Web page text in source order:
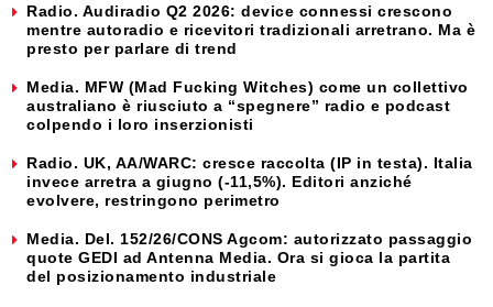
Radio. Audiradio Q2 2026: device connessi crescono
mentre autoradio e ricevitori tradizionali arretrano. Ma è
presto per parlare di trend
Media. MFW (Mad Fucking Witches) come un collettivo
australiano è riusciuto a “spegnere” radio e podcast
colpendo i loro inserzionisti
Radio. UK, AA/WARC: cresce raccolta (IP in testa). Italia
invece arretra a giugno (-11,5%). Editori anziché
evolvere, restringono perimetro
Media. Del. 152/26/CONS Agcom: autorizzato passaggio
quote GEDI ad Antenna Media. Ora si gioca la partita
del posizionamento industriale